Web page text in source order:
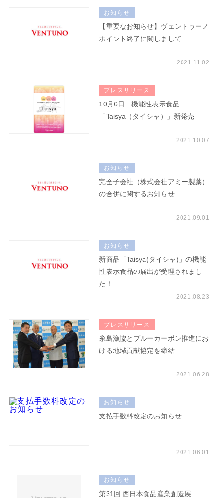
お知らせ
【重要なお知らせ】ヴェントゥーノ
ポイント終了に関しまして
2021.11.02
プレスリリース
10月6日 機能性表示食品
「Taisya（タイシャ）」新発売
2021.10.07
お知らせ
完全子会社（株式会社アミー製薬）
の合併に関するお知らせ
2021.09.01
お知らせ
新商品「Taisya(タイシャ)」の機能
性表示食品の届出が受理されまし
た！
2021.08.23
プレスリリース
糸島漁協とブルーカーボン推進にお
ける地域貢献協定を締結
2021.06.28
お知らせ
支払手数料改定のお知らせ
2021.06.01
お知らせ
第31回 西日本食品産業創造展